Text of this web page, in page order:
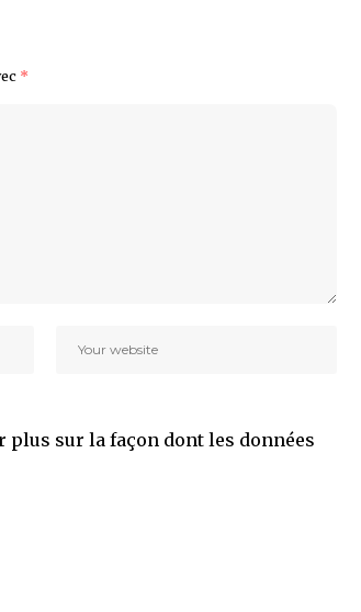
*
plus sur la façon dont les données